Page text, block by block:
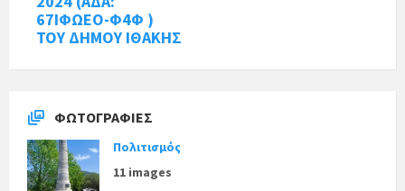
67ΙΦΩΕΟ-Φ4Φ )
ΤΟΥ ΔΗΜΟΥ ΙΘΑΚΗΣ
ΦΩΤΟΓΡΑΦΊΕΣ
Πολιτισμός
11 images